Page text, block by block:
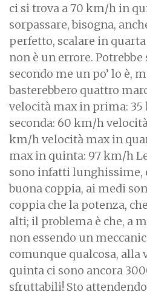
ci si trova a 70 km/h in
sorpassare, bisogna,
perfetto, scalare in
non è un errore.
secondo me un po’ lo è,
basterebbero quattro
velocità max in prima:
seconda: 60 km/h
km/h velocità max in
max in quinta: 97 km/h
sono infatti lunghissime,
buona coppia, ai medi
coppia che la potenza,
alti; il problema è che, a
non essendo un
comunque qualcosa, alla
quinta ci sono ancora
sfruttabili! Sto